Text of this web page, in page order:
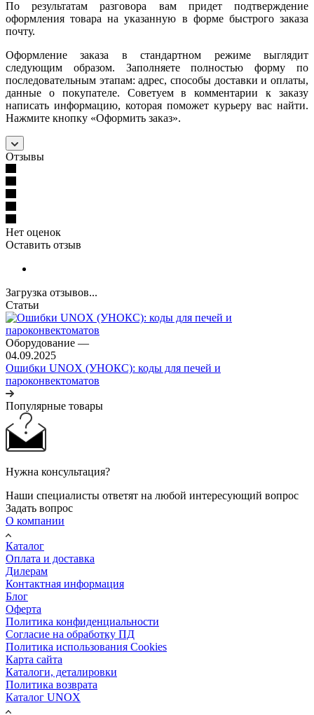
По результатам разговора вам придет подтверждение
оформления товара на указанную в форме быстрого заказа
почту.
Оформление заказа в стандартном режиме выглядит
следующим образом. Заполняете полностью форму по
последовательным этапам: адрес, способы доставки и оплаты,
данные о покупателе. Советуем в комментарии к заказу
написать информацию, которая поможет курьеру вас найти.
Нажмите кнопку «Оформить заказ».
Отзывы
Нет оценок
Оставить отзыв
Загрузка отзывов...
Статьи
Оборудование —
04.09.2025
Ошибки UNOX (УНОКС): коды для печей и
пароконвектоматов
Популярные товары
Нужна консультация?
Наши специалисты ответят на любой интересующий вопрос
Задать вопрос
О компании
Каталог
Оплата и доставка
Дилерам
Контактная информация
Блог
Оферта
Политика конфиденциальности
Согласие на обработку ПД
Политика использования Cookies
Карта сайта
Каталоги, деталировки
Политика возврата
Каталог UNOX